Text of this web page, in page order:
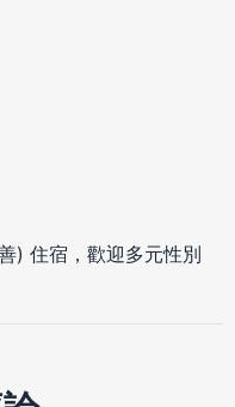
) 住宿，歡迎多元性別